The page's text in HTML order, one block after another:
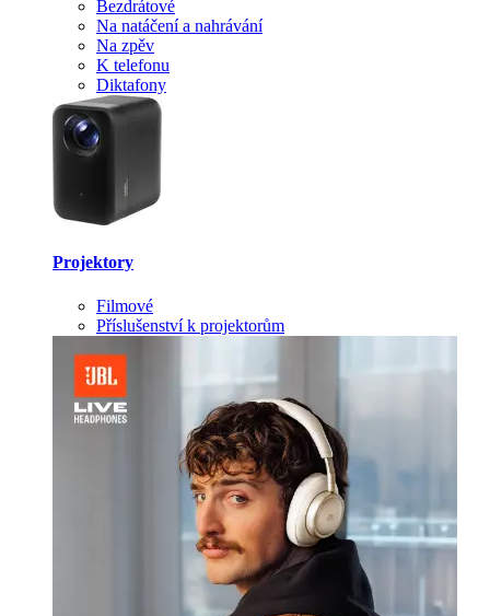
Bezdrátové
Na natáčení a nahrávání
Na zpěv
K telefonu
Diktafony
Projektory
Filmové
Příslušenství k projektorům